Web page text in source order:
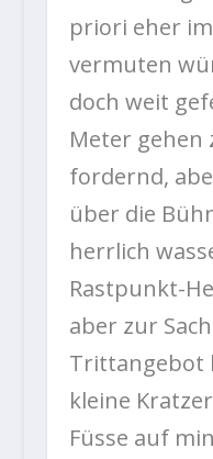
priori eher
vermuten
doch weit
Meter gehen
fordernd,
über die
herrlich
Rastpunkt-
aber zur
Trittangebot
kleine
Füsse auf